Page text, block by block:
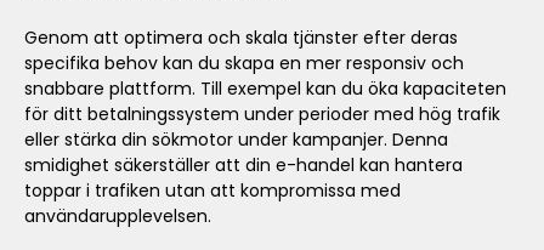
Genom att optimera och skala tjänster efter deras
specifika behov kan du skapa en mer responsiv och
snabbare plattform. Till exempel kan du öka kapaciteten
för ditt betalningssystem under perioder med hög trafik
eller stärka din sökmotor under kampanjer. Denna
smidighet säkerställer att din e-handel kan hantera
toppar i trafiken utan att kompromissa med
användarupplevelsen.